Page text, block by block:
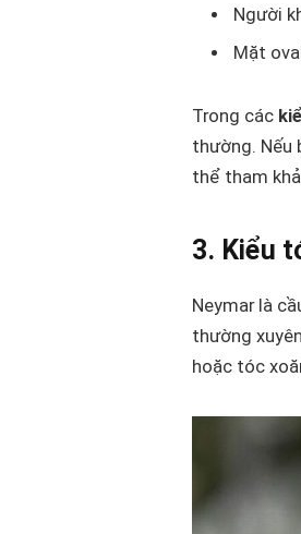
Người
Mặt
Trong các
thường. Nếu
thể tham
3. Kiểu
Neymar là
thường
hoặc tóc